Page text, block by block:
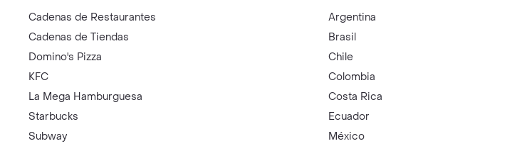
Cadenas de Restaurantes
Cadenas de Tiendas
Domino's Pizza
KFC
La Mega Hamburguesa
Starbucks
Subway
Argentina
Brasil
Chile
Colombia
Costa Rica
Ecuador
México